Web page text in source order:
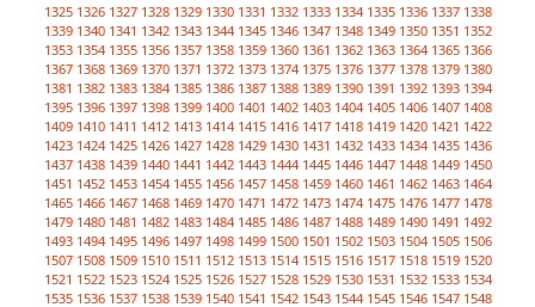
1325 1326 1327 1328 1329 1330 1331 1332 1333 1334 1335 1336 1337 1338
1339 1340 1341 1342 1343 1344 1345 1346 1347 1348 1349 1350 1351 1352
1353 1354 1355 1356 1357 1358 1359 1360 1361 1362 1363 1364 1365 1366
1367 1368 1369 1370 1371 1372 1373 1374 1375 1376 1377 1378 1379 1380
1381 1382 1383 1384 1385 1386 1387 1388 1389 1390 1391 1392 1393 1394
1395 1396 1397 1398 1399 1400 1401 1402 1403 1404 1405 1406 1407 1408
1409 1410 1411 1412 1413 1414 1415 1416 1417 1418 1419 1420 1421 1422
1423 1424 1425 1426 1427 1428 1429 1430 1431 1432 1433 1434 1435 1436
1437 1438 1439 1440 1441 1442 1443 1444 1445 1446 1447 1448 1449 1450
1451 1452 1453 1454 1455 1456 1457 1458 1459 1460 1461 1462 1463 1464
1465 1466 1467 1468 1469 1470 1471 1472 1473 1474 1475 1476 1477 1478
1479 1480 1481 1482 1483 1484 1485 1486 1487 1488 1489 1490 1491 1492
1493 1494 1495 1496 1497 1498 1499 1500 1501 1502 1503 1504 1505 1506
1507 1508 1509 1510 1511 1512 1513 1514 1515 1516 1517 1518 1519 1520
1521 1522 1523 1524 1525 1526 1527 1528 1529 1530 1531 1532 1533 1534
1535 1536 1537 1538 1539 1540 1541 1542 1543 1544 1545 1546 1547 1548